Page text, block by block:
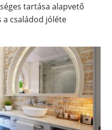
tartása alapvető
családod jóléte